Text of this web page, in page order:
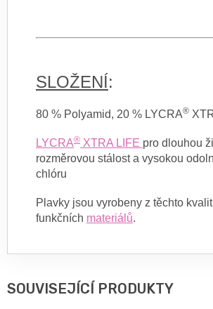
SLOŽENÍ:
80 % Polyamid, 20 % LYCRA®
LYCRA® XTRA LIFE pro dlouhou
rozměrovou stálost a vysokou
chlóru
Plavky jsou vyrobeny z těchto
funkčních materiálů.
SOUVISEJÍCÍ PRODUKTY